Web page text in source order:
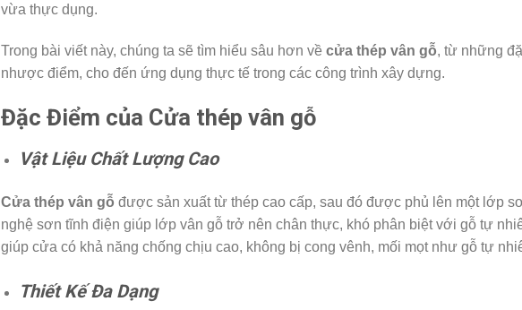
vừa thực dụng.
Trong bài viết này, chúng ta sẽ tìm hiểu sâu hơn về cửa thép vân gỗ, từ những
nhược điểm, cho đến ứng dụng thực tế trong các công trình xây dựng.
Đặc Điểm của Cửa thép vân gỗ
Vật Liệu Chất Lượng Cao
Cửa thép vân gỗ được sản xuất từ thép cao cấp, sau đó được phủ lên một lớp
nghệ sơn tĩnh điện giúp lớp vân gỗ trở nên chân thực, khó phân biệt với gỗ tự
giúp cửa có khả năng chống chịu cao, không bị cong vênh, mối mọt như gỗ tự
Thiết Kế Đa Dạng